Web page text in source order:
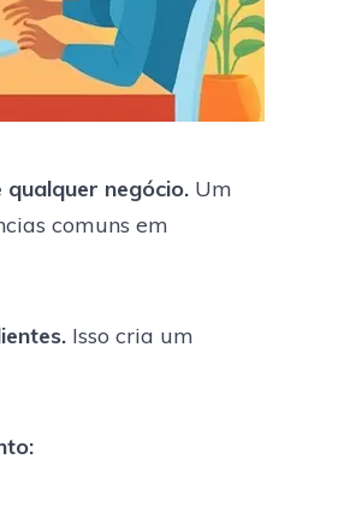
negócio. Um
comuns em
Isso cria um